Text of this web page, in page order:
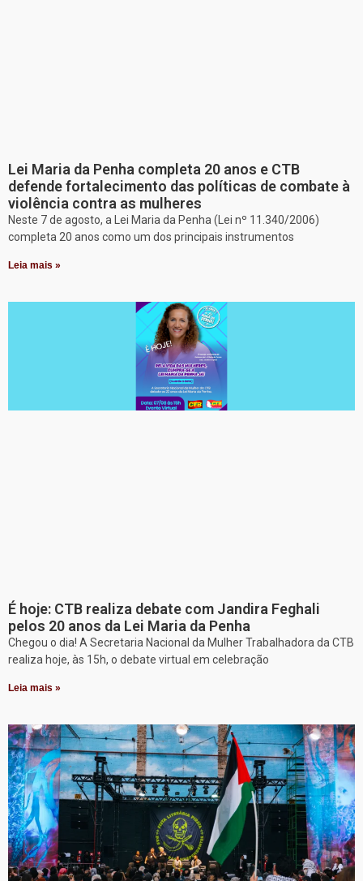
Lei Maria da Penha completa 20 anos e CTB
defende fortalecimento das políticas de combate à
violência contra as mulheres
Neste 7 de agosto, a Lei Maria da Penha (Lei nº 11.340/2006)
completa 20 anos como um dos principais instrumentos
Leia mais »
É hoje: CTB realiza debate com Jandira Feghali
pelos 20 anos da Lei Maria da Penha
Chegou o dia! A Secretaria Nacional da Mulher Trabalhadora da CTB
realiza hoje, às 15h, o debate virtual em celebração
Leia mais »